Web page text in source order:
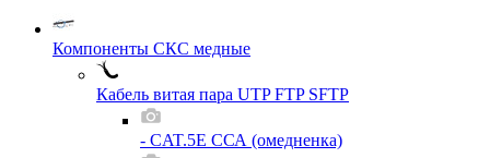
Компоненты СКС медные
Кабель витая пара UTP FTP SFTP
- CAT.5E ССА (омедненка)